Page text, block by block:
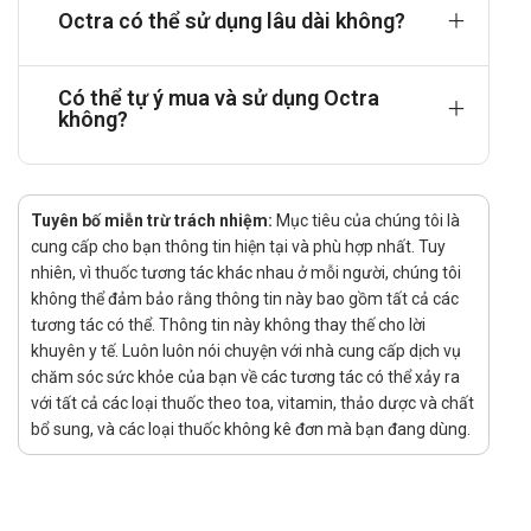
tác động của arginin. Không chỉ ảnh hưởng đến hệ
ức chế quá trình sản xuất TSH thông qua cơ chế
trung gian TRH. Ngoài ra, octreotide còn góp phần
làm giảm tiết acid dịch vị và kiểm soát lưu lượng
máu đến các cơ quan nội tạng, hỗ trợ điều trị nhiều
rối loạn liên quan đến tăng tiết hormone.
Dược động học:
Khi được sử dụng bằng đường tiêm dưới da,
octreotide được hấp thu nhanh và gần như trọn vẹn
vào tuần hoàn, với nồng độ đỉnh trong huyết tương
xuất hiện sau khoảng nửa giờ. Trong cơ thể, khoảng
65% lượng thuốc gắn kết với protein huyết tương,
góp phần duy trì tác dụng điều trị. Về thải trừ,
octreotide chủ yếu được đào thải qua đường tiêu
Octra có thể sử dụng lâu dài không?
Có thể tự ý mua và sử dụng Octra
không?
Tuyên bố miễn trừ trách nhiệm: Mục tiêu của chúng tôi là
cung cấp cho bạn thông tin hiện tại và phù hợp nhất. Tuy
nhiên, vì thuốc tương tác khác nhau ở mỗi người, chúng tôi
không thể đảm bảo rằng thông tin này bao gồm tất cả các
tương tác có thể. Thông tin này không thay thế cho lời
khuyên y tế. Luôn luôn nói chuyện với nhà cung cấp dịch vụ
chăm sóc sức khỏe của bạn về các tương tác có thể xảy ra
với tất cả các loại thuốc theo toa, vitamin, thảo dược và chất
bổ sung, và các loại thuốc không kê đơn mà bạn đang dùng.